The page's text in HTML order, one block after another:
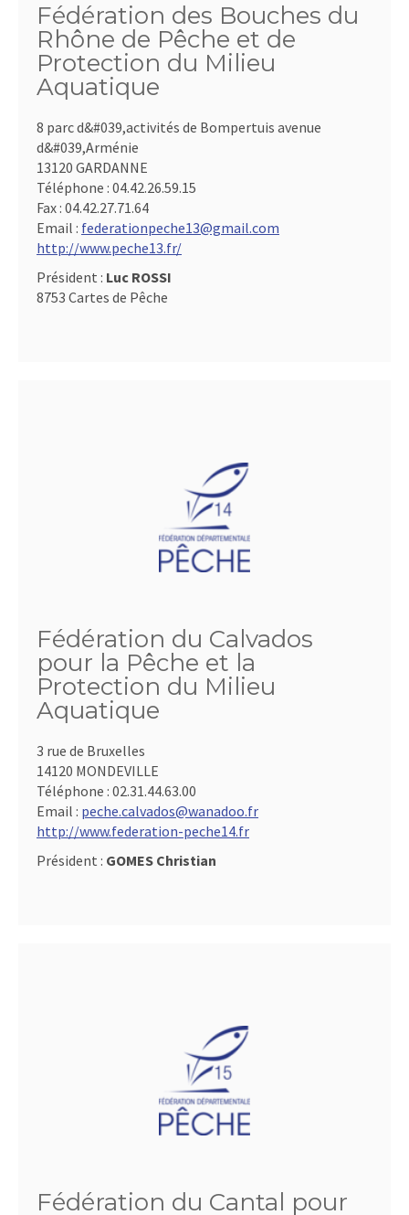
Fédération des Bouches du
Rhône de Pêche et de
Protection du Milieu
Aquatique
8 parc d&#039,activités de Bompertuis avenue
d&#039,Arménie
13120 GARDANNE
Téléphone : 04.42.26.59.15
Fax : 04.42.27.71.64
Email : federationpeche13@gmail.com
http://www.peche13.fr/
Président : Luc ROSSI
8753 Cartes de Pêche
Fédération du Calvados
pour la Pêche et la
Protection du Milieu
Aquatique
3 rue de Bruxelles
14120 MONDEVILLE
Téléphone : 02.31.44.63.00
Email : peche.calvados@wanadoo.fr
http://www.federation-peche14.fr
Président : GOMES Christian
Fédération du Cantal pour